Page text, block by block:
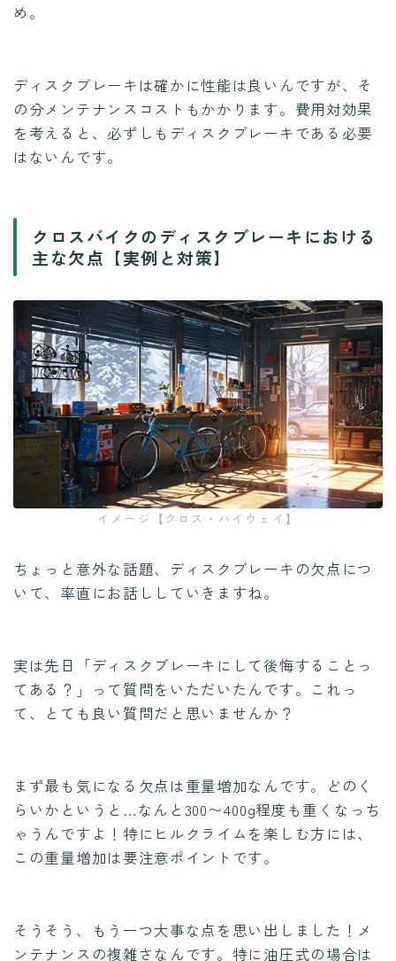
め。
ディスクブレーキは確かに性能は良いんですが、そ
の分メンテナンスコストもかかります。費用対効果
を考えると、必ずしもディスクブレーキである必要
はないんです。
クロスバイクのディスクブレーキにおける
主な欠点【実例と対策】
イメージ【クロス・ハイウェイ】
ちょっと意外な話題、ディスクブレーキの欠点につ
いて、率直にお話ししていきますね。
実は先日「ディスクブレーキにして後悔することっ
てある？」って質問をいただいたんです。これっ
て、とても良い質問だと思いませんか？
まず最も気になる欠点は重量増加なんです。どのく
らいかというと…なんと300〜400g程度も重くなっち
ゃうんですよ！特にヒルクライムを楽しむ方には、
この重量増加は要注意ポイントです。
そうそう、もう一つ大事な点を思い出しました！メ
ンテナンスの複雑さなんです。特に油圧式の場合は